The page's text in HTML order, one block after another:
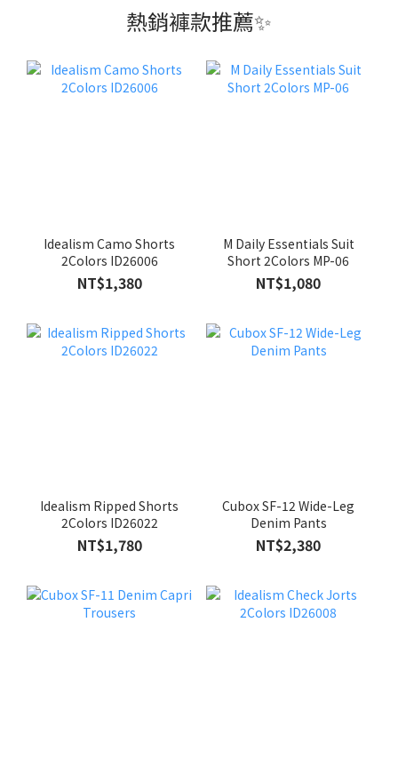
熱銷褲款推薦✨
Idealism Camo Shorts
2Colors ID26006
NT$1,380
M Daily Essentials Suit
Short 2Colors MP-06
NT$1,080
Idealism Ripped Shorts
2Colors ID26022
NT$1,780
Cubox SF-12 Wide-Leg
Denim Pants
NT$2,380